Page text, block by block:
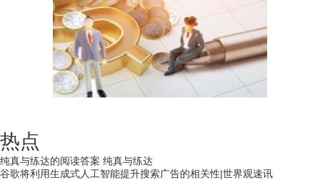
热点
纯真与练达的阅读答案 纯真与练达
谷歌将利用生成式人工智能提升搜索广告的相关性|世界观速讯